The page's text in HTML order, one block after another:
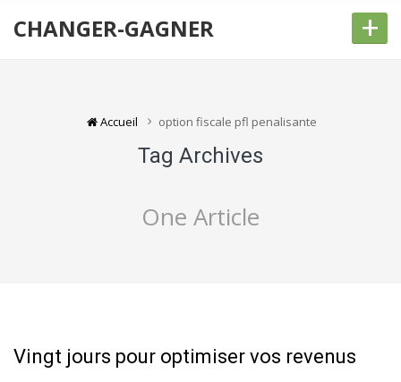
CHANGER-GAGNER +
Accueil option fiscale pfl penalisante
Tag Archives
One Article
Vingt jours pour optimiser vos revenus